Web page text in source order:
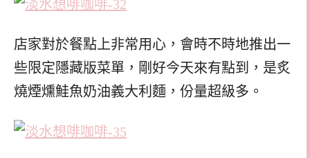
店家對於餐點上非常用心，會時不時地推出一
些限定隱藏版菜單，剛好今天來有點到，是炙
燒煙燻鮭魚奶油義大利麵，份量超級多。